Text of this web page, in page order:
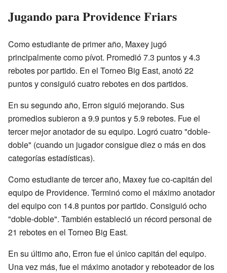
Jugando para Providence Friars
Como estudiante de primer año, Maxey jugó
principalmente como pívot. Promedió 7.3 puntos y 4.3
rebotes por partido. En el Torneo Big East, anotó 22
puntos y consiguió cuatro rebotes en dos partidos.
En su segundo año, Erron siguió mejorando. Sus
promedios subieron a 9.9 puntos y 5.9 rebotes. Fue el
tercer mejor anotador de su equipo. Logró cuatro "doble-
doble" (cuando un jugador consigue diez o más en dos
categorías estadísticas).
Como estudiante de tercer año, Maxey fue co-capitán del
equipo de Providence. Terminó como el máximo anotador
del equipo con 14.8 puntos por partido. Consiguió ocho
"doble-doble". También estableció un récord personal de
21 rebotes en el Torneo Big East.
En su último año, Erron fue el único capitán del equipo.
Una vez más, fue el máximo anotador y reboteador de los